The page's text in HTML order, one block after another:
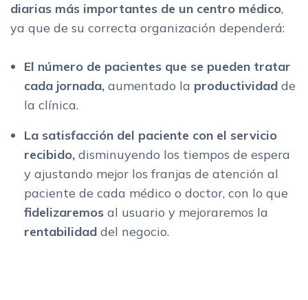
diarias más importantes de un centro médico,
ya que de su correcta organización dependerá:
El número de pacientes que se pueden tratar
cada jornada, aumentado la productividad de
la clínica.
La satisfacción del paciente con el servicio
recibido, disminuyendo los tiempos de espera
y ajustando mejor los franjas de atención al
paciente de cada médico o doctor, con lo que
fidelizaremos al usuario y mejoraremos la
rentabilidad del negocio.